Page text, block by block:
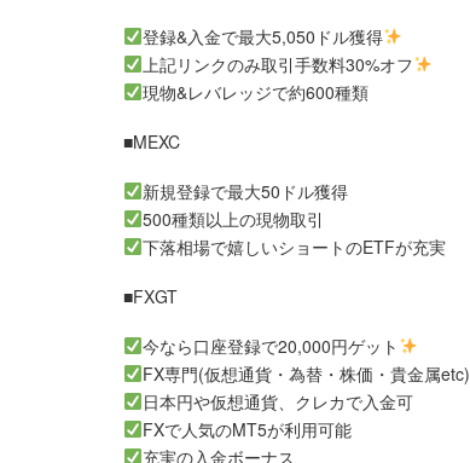
登録&入金で最大5,050ドル獲得
上記リンクのみ取引手数料30%オフ
現物&レバレッジで約600種類
■MEXC
新規登録で最大50ドル獲得
500種類以上の現物取引
下落相場で嬉しいショートのETFが充実
■FXGT
今なら口座登録で20,000円ゲット
FX専門(仮想通貨・為替・株価・貴金属etc)
日本円や仮想通貨、クレカで入金可
FXで人気のMT5が利用可能
充実の入金ボーナス